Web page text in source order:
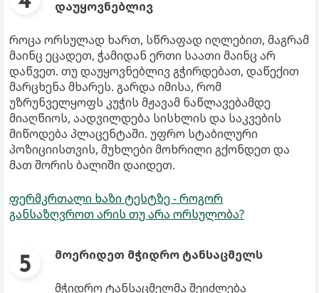
დაუყოვნებლივ
როცა ორსულად ხართ, სწრაფად იღლებით, მაგრამ
მაინც ეცადეთ, ჭამიდან ერთი საათი მაინც არ
დაწვეთ. თუ დაუყოვნებლივ გჭირდებათ, დაწექით
მარცხენა მხარეს. გარდა იმისა, რომ
უზრუნველყოფს კუჭის მჟავამ ნაწლავებამდე
მიაღწიოს, აადვილდება სისხლის და საკვების
მიწოდება პლაცენტაში. უფრო სტაბილური
პოზიციისთვის, მუხლები მოხრილი გქონდეთ და
მათ შორის ბალიში დაიდეთ.
ფერმკრთალი ხაზი ტესტზე - როგორ
განსაზღვროთ არის თუ არა ორსულობა?
მოერიდეთ მჭიდრო ტანსაცმელს
მჭიდრო ტანსაცმელმა შეიძლება